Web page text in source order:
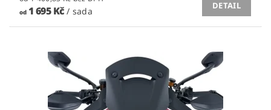
od1 695 Kč/ sada
DETAIL